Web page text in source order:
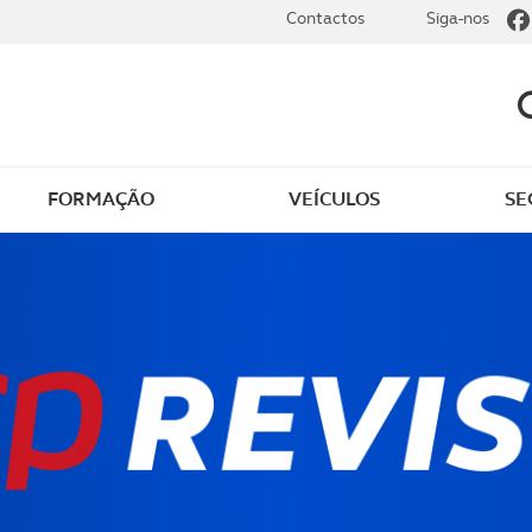
gratuitas
de apoio
Dicas úteis de saúde
FORMAÇÃO VEÍCULOS
Contactos Siga-nos